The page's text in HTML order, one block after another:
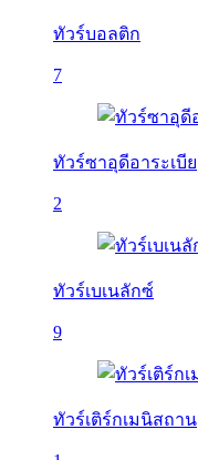
ทัวร์บอลติก
7
ทัวร์ซาอุดีอาระเบีย
2
ทัวร์เบเนลักซ์
9
ทัวร์เติร์กเมนิสถาน